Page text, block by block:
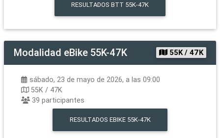
RESULTADOS BTT 55K-47K
Modalidad eBike 55K-47K 55K / 47K
sábado, 23 de mayo de 2026, a las 09:00
55K / 47K
39 participantes
RESULTADOS EBIKE 55K-47K